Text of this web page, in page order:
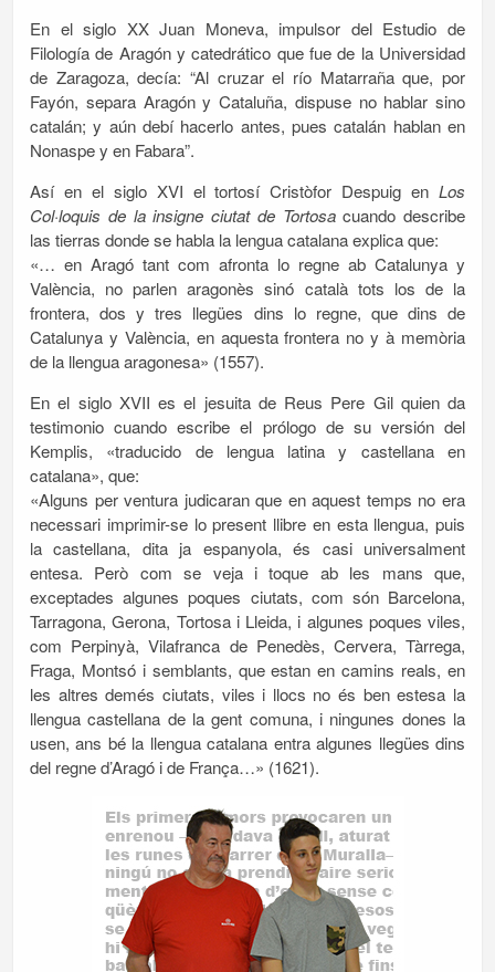
En el siglo XX Juan Moneva, impulsor del Estudio de
Filología de Aragón y catedrático que fue de la Universidad
de Zaragoza, decía: “Al cruzar el río Matarraña que, por
Fayón, separa Aragón y Cataluña, dispuse no hablar sino
catalán; y aún debí hacerlo antes, pues catalán hablan en
Nonaspe y en Fabara”.
Así en el siglo XVI el tortosí Cristòfor Despuig en Los
Col·loquis de la insigne ciutat de Tortosacuando describe
las tierras donde se habla la lengua catalana explica que:
«… en Aragó tant com afronta lo regne ab Catalunya y
València, no parlen aragonès sinó català tots los de la
frontera, dos y tres llegües dins lo regne, que dins de
Catalunya y València, en aquesta frontera no y à memòria
de la llengua aragonesa» (1557).
En el siglo XVII es el jesuita de Reus Pere Gil quien da
testimonio cuando escribe el prólogo de su versión del
Kemplis, «traducido de lengua latina y castellana en
catalana», que:
«Alguns per ventura judicaran que en aquest temps no era
necessari imprimir-se lo present llibre en esta llengua, puis
la castellana, dita ja espanyola, és casi universalment
entesa. Però com se veja i toque ab les mans que,
exceptades algunes poques ciutats, com són Barcelona,
Tarragona, Gerona, Tortosa i Lleida, i algunes poques viles,
com Perpinyà, Vilafranca de Penedès, Cervera, Tàrrega,
Fraga, Montsó i semblants, que estan en camins reals, en
les altres demés ciutats, viles i llocs no és ben estesa la
llengua castellana de la gent comuna, i ningunes dones la
usen, ans bé la llengua catalana entra algunes llegües dins
del regne d’Aragó i de França…» (1621).